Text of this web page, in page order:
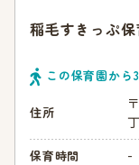
稲毛すきっぷ保
この保育園から
住所
保育時間 -